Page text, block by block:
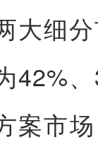
大细
42%
案市